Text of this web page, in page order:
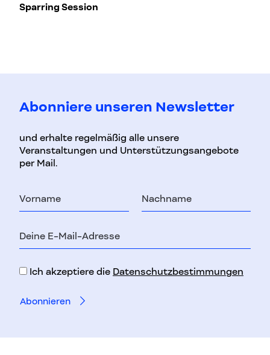
Sparring Session
Abonniere unseren Newsletter
und erhalte regelmäßig alle unsere
Veranstaltungen und Unterstützungsangebote
per Mail.
Nachname
Mail-
Ich akzeptiere die Datenschutzbestimmungen